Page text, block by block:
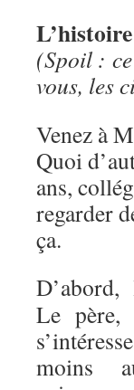
(Spoil :
vous, les
Venez à
Quoi
ans,
regarder
ça.
Le père,
moins